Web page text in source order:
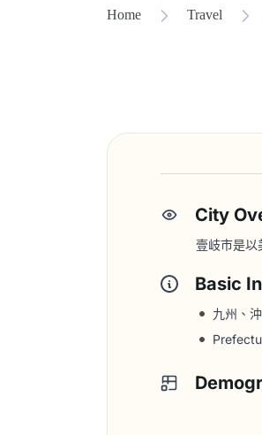
Home Travel
City
壹岐市是以
Basic
九州、